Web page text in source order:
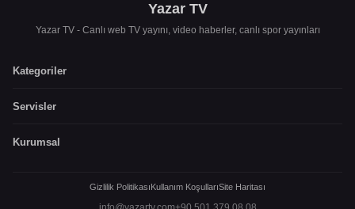
Yazar TV
Yazar TV - Canlı web TV yayını, video haberler, canlı spor yayınları
Kategoriler
Servisler
Kurumsal
Gizlilik PolitikasıKullanım KoşullarıSite Haritası